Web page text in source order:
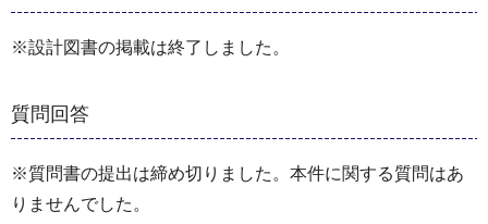
※設計図書の掲載は終了しました。
質問回答
※質問書の提出は締め切りました。本件に関する質問はあ
りませんでした。